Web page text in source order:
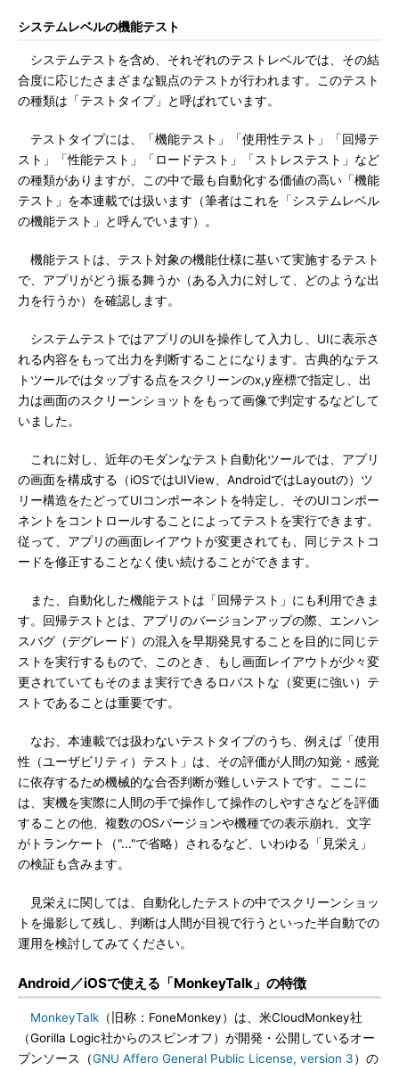
システムレベルの機能テスト
システムテストを含め、それぞれのテストレベルでは、その結
合度に応じたさまざまな観点のテストが行われます。このテスト
の種類は「テストタイプ」と呼ばれています。
テストタイプには、「機能テスト」「使用性テスト」「回帰テ
スト」「性能テスト」「ロードテスト」「ストレステスト」など
の種類がありますが、この中で最も自動化する価値の高い「機能
テスト」を本連載では扱います（筆者はこれを「システムレベル
の機能テスト」と呼んでいます）。
機能テストは、テスト対象の機能仕様に基いて実施するテスト
で、アプリがどう振る舞うか（ある入力に対して、どのような出
力を行うか）を確認します。
システムテストではアプリのUIを操作して入力し、UIに表示さ
れる内容をもって出力を判断することになります。古典的なテス
トツールではタップする点をスクリーンのx,y座標で指定し、出
力は画面のスクリーンショットをもって画像で判定するなどして
いました。
これに対し、近年のモダンなテスト自動化ツールでは、アプリ
の画面を構成する（iOSではUIView、AndroidではLayoutの）ツ
リー構造をたどってUIコンポーネントを特定し、そのUIコンポー
ネントをコントロールすることによってテストを実行できます。
従って、アプリの画面レイアウトが変更されても、同じテストコ
ードを修正することなく使い続けることができます。
また、自動化した機能テストは「回帰テスト」にも利用できま
す。回帰テストとは、アプリのバージョンアップの際、エンハン
スバグ（デグレード）の混入を早期発見することを目的に同じテ
ストを実行するもので、このとき、もし画面レイアウトが少々変
更されていてもそのまま実行できるロバストな（変更に強い）テ
ストであることは重要です。
なお、本連載では扱わないテストタイプのうち、例えば「使用
性（ユーザビリティ）テスト」は、その評価が人間の知覚・感覚
に依存するため機械的な合否判断が難しいテストです。ここに
は、実機を実際に人間の手で操作して操作のしやすさなどを評価
することの他、複数のOSバージョンや機種での表示崩れ、文字
がトランケート（"..."で省略）されるなど、いわゆる「見栄え」
の検証も含みます。
見栄えに関しては、自動化したテストの中でスクリーンショッ
トを撮影して残し、判断は人間が目視で行うといった半自動での
運用を検討してみてください。
Android／iOSで使える「MonkeyTalk」の特徴
MonkeyTalk （旧称：FoneMonkey）は、米CloudMonkey社
（Gorilla Logic社からのスピンオフ）が開発・公開しているオー
プンソース（GNU Affero General Public License, version 3）の